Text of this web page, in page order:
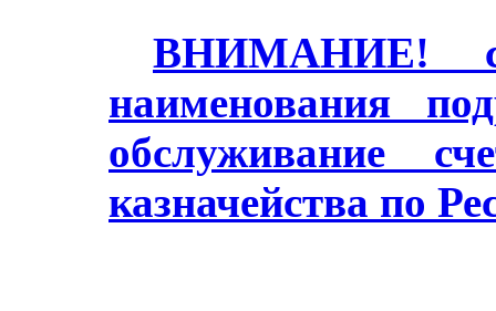
ВНИМАНИЕ! с
наименования
обслуживание
казначейства по